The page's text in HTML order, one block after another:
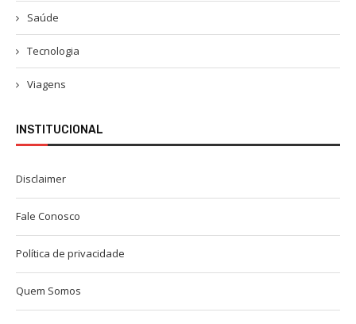
Saúde
Tecnologia
Viagens
INSTITUCIONAL
Disclaimer
Fale Conosco
Política de privacidade
Quem Somos